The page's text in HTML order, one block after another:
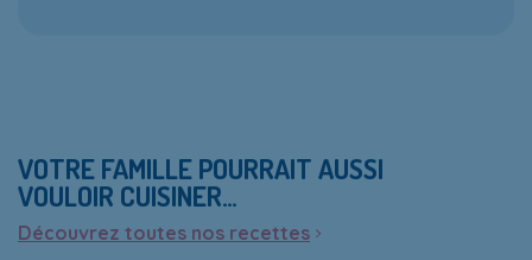
VOTRE FAMILLE POURRAIT AUSSI
VOULOIR CUISINER…
Découvrez toutes nos recettes